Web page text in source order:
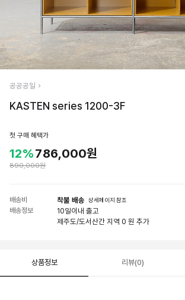
공공공일
KASTEN series 1200-3F
첫 구매 혜택가
12%786,000원
890,000원
배송비 착불 배송 상세페이지 참조
배송정보 10일이내 출고
제주도/도서산간 지역 0 원 추가
상품정보 리뷰(0)